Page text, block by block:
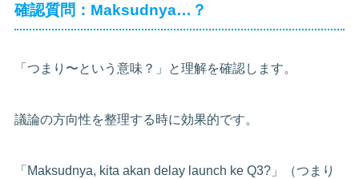
確認質問：Maksudnya…？
「つまり〜という意味？」と理解を確認します。
議論の方向性を整理する時に効果的です。
「Maksudnya, kita akan delay launch ke Q3?」（つまり